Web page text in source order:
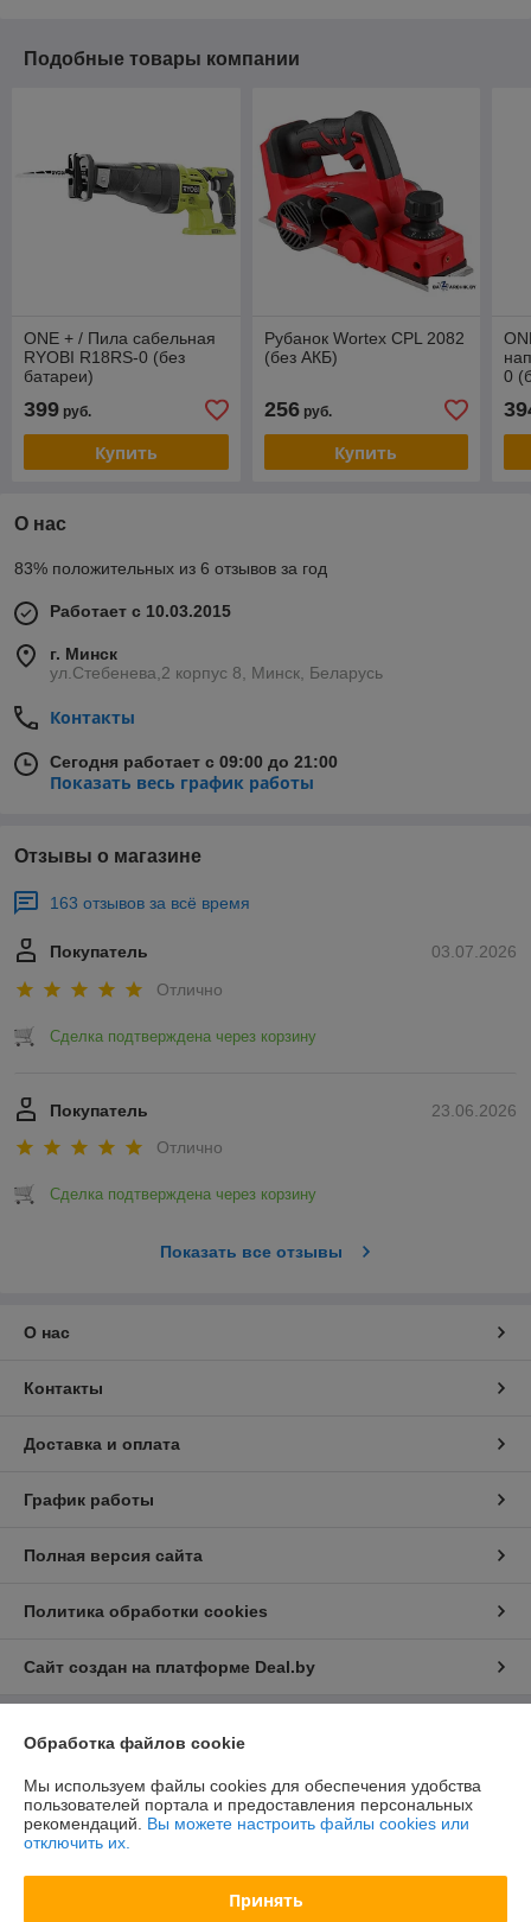
Подобные товары компании
ONE + / Пила сабельная
RYOBI R18RS-0 (без
батареи)
399 руб.
Купить
Рубанок Wortex CPL 2082
(без АКБ)
256руб.
Купить
0
О нас
83% положительных из 6 отзывов за год
Работает с 10.03.2015
г. Минск
ул.Стебенева,2 корпус 8, Минск, Беларусь
Контакты
Сегодня работает с 09:00 до 21:00
Показать весь график работы
Отзывы о магазине
163 отзывов за всё время
03.07.2026
Покупатель
Отлично
Сделка подтверждена через корзину
23.06.2026
Покупатель
Отлично
Сделка подтверждена через корзину
Показать все отзывы
О нас
Контакты
Доставка и оплата
График работы
Полная версия сайта
Политика обработки cookies
Сайт создан на платформе Deal.by
Информация для покупателя
Юридическое лицо:ООО "БелХайлер"
220024, г. Минск, ул. Стебенева, 2А, оф. 21
Регистрационный номер ЕГР: 193304407
УНП: 193304407
Регистрационный орган: Мингорисполком
Обработка файлов cookie
Мы используем файлы cookies для обеспечения удобства
пользователей портала и предоставления персональных
рекомендаций. Вы можете настроить файлы cookies или
отключить их.
Принять